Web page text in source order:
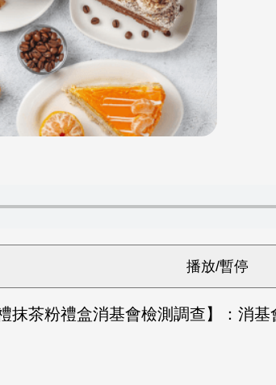
抹茶粉禮盒消基會檢測調查】：消